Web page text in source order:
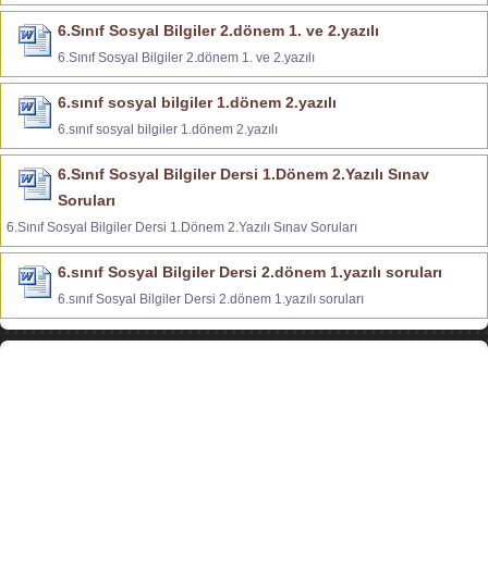
6.Sınıf Sosyal Bilgiler 2.dönem 1. ve 2.yazılı
6.Sınıf Sosyal Bilgiler 2.dönem 1. ve 2.yazılı
6.sınıf sosyal bilgiler 1.dönem 2.yazılı
6.sınıf sosyal bilgiler 1.dönem 2.yazılı
6.Sınıf Sosyal Bilgiler Dersi 1.Dönem 2.Yazılı Sınav
Soruları
6.Sınıf Sosyal Bilgiler Dersi 1.Dönem 2.Yazılı Sınav Soruları
6.sınıf Sosyal Bilgiler Dersi 2.dönem 1.yazılı soruları
6.sınıf Sosyal Bilgiler Dersi 2.dönem 1.yazılı soruları